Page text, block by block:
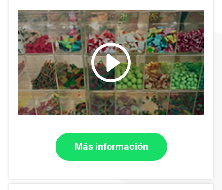
Más información